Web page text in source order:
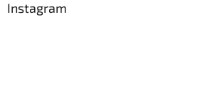
Instagram